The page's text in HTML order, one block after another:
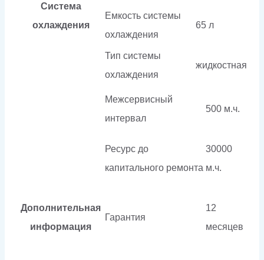
Система
охлаждения
Емкость системы
охлаждения
65 л
Тип системы
охлаждения
жидкостная
Дополнительная
информация
Межсервисный
интервал
500 м.ч.
Ресурс до
капитального ремонта
30000
м.ч.
Гарантия
12
месяцев